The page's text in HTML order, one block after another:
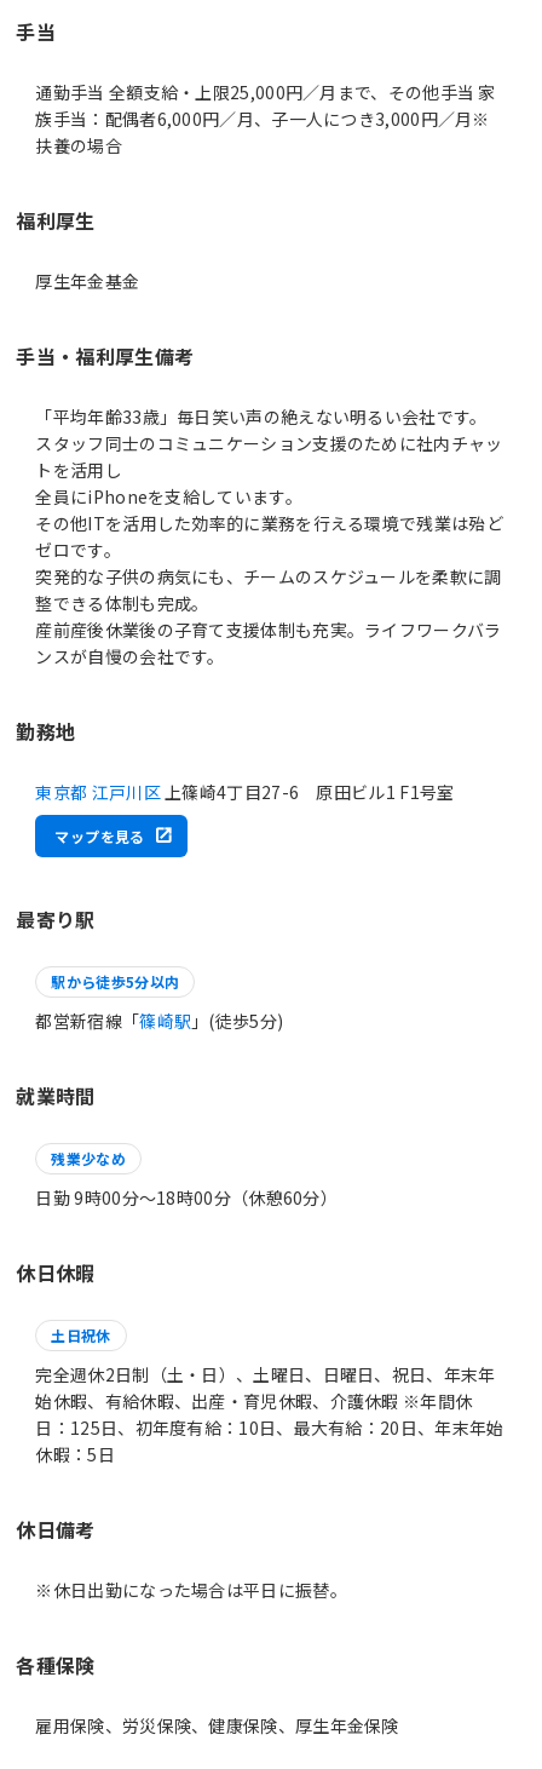
手当
通勤手当 全額支給・上限25,000円／月まで、その他手当 家
族手当：配偶者6,000円／月、子一人につき3,000円／月※
扶養の場合
福利厚生
厚生年金基金
手当・福利厚生備考
「平均年齢33歳」毎日笑い声の絶えない明るい会社です。
スタッフ同士のコミュニケーション支援のために社内チャッ
トを活用し
全員にiPhoneを支給しています。
その他ITを活用した効率的に業務を行える環境で残業は殆ど
ゼロです。
突発的な子供の病気にも、チームのスケジュールを柔軟に調
整できる体制も完成。
産前産後休業後の子育て支援体制も充実。ライフワークバラ
ンスが自慢の会社です。
勤務地
東京都 江戸川区上篠崎4丁目27-6 原田ビル1 F1号室
マップを見る
最寄り駅
駅から徒歩5分以内
都営新宿線「篠崎駅 」(徒歩5分)
就業時間
残業少なめ
日勤 9時00分〜18時00分（休憩60分）
休日休暇
土日祝休
完全週休2日制（土・日）、土曜日、日曜日、祝日、年末年
始休暇、有給休暇、出産・育児休暇、介護休暇 ※年間休
日：125日、初年度有給：10日、最大有給：20日、年末年始
休暇：5日
休日備考
※休日出勤になった場合は平日に振替。
各種保険
雇用保険、労災保険、健康保険、厚生年金保険